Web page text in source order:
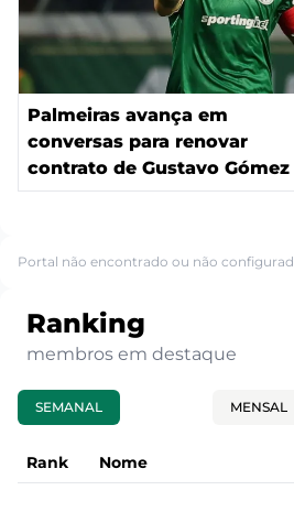
Palmeiras avança em
conversas para renovar
contrato de Gustavo Gómez
Portal não encontrado ou não
Ranking
membros em destaque
SEMANAL MENSAL
Rank Nome